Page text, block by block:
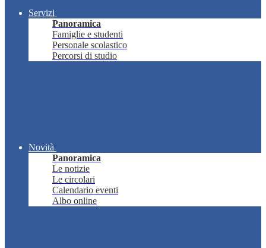
Servizi
Panoramica
Famiglie e studenti
Personale scolastico
Percorsi di studio
Novità
Panoramica
Le notizie
Le circolari
Calendario eventi
Albo online